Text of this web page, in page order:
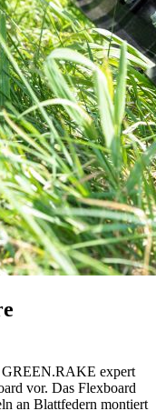
GREEN.RAKE expert
vor. Das Flexboard
an Blattfedern montiert